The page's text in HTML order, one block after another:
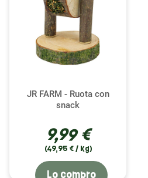
JR FARM - Ruota con
snack
9,99 €
(49,95 € / kg)
Lo compro